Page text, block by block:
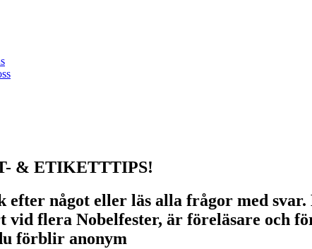
& ETIKETTTIPS!
efter något eller läs alla frågor med
vid flera Nobelfester, är föreläsare och
förblir anonym